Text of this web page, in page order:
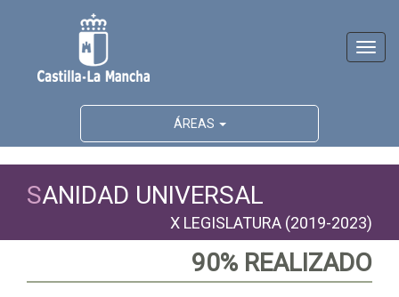
ÁREAS
SANIDAD UNIVERSAL
X LEGISLATURA (2019-2023)
90% REALIZADO